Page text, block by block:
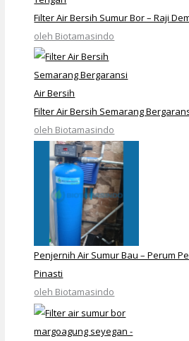
Filter Air Bersih Sumur Bor – Raji
oleh Biotamasindo
Filter Air Bersih Semarang
oleh Biotamasindo
Penjernih Air Sumur Bau – Perum
Pinasti
oleh Biotamasindo